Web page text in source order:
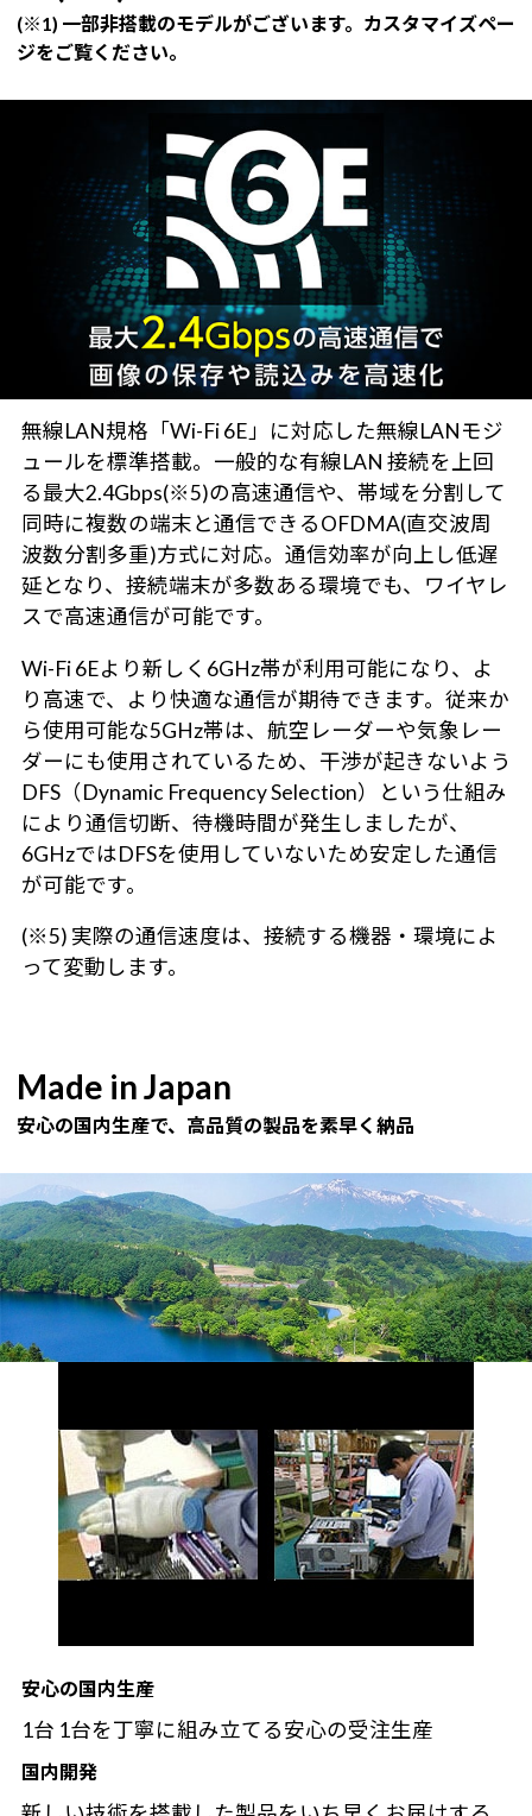
(※1) 一部非搭載のモデルがございます。カスタマイズペー
ジをご覧ください。
無線LAN規格「Wi-Fi 6E」に対応した無線LANモジ
ュールを標準搭載。一般的な有線LAN 接続を上回
る最大2.4Gbps(※5)の高速通信や、帯域を分割して
同時に複数の端末と通信できるOFDMA(直交波周
波数分割多重)方式に対応。通信効率が向上し低遅
延となり、接続端末が多数ある環境でも、ワイヤレ
スで高速通信が可能です。
Wi-Fi 6Eより新しく6GHz帯が利用可能になり、よ
り高速で、より快適な通信が期待できます。従来か
ら使用可能な5GHz帯は、航空レーダーや気象レー
ダーにも使用されているため、干渉が起きないよう
DFS（Dynamic Frequency Selection）という仕組み
により通信切断、待機時間が発生しましたが、
6GHzではDFSを使用していないため安定した通信
が可能です。
(※5) 実際の通信速度は、接続する機器・環境によ
って変動します。
Made in Japan
安心の国内生産で、高品質の製品を素早く納品
安心の国内生産
1台 1台を丁寧に組み立てる安心の受注生産
国内開発